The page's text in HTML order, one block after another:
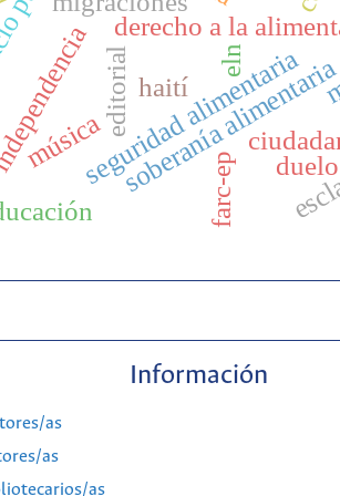
editorial
derecho a la
seguridad alimentaria
soberanía alimentaria
haití
música
eln
farc-ep duelo
Información
as
as
as